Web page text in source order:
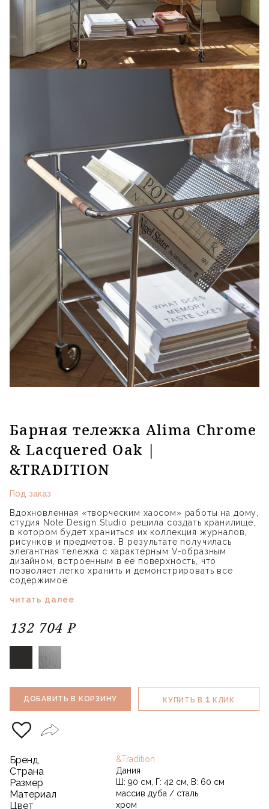
Барная тележка Alima Chrome
& Lacquered Oak |
&TRADITION
Под заказ
Вдохновленная «творческим хаосом» работы на дому,
студия Note Design Studio решила создать хранилище,
в котором будет храниться их коллекция журналов,
рисунков и предметов. В результате получилась
элегантная тележка с характерным V-образным
дизайном, встроенным в ее поверхность, что
позволяет легко хранить и демонстрировать все
содержимое.
читать далее
132 704 ₽
ДОБАВИТЬ В КОРЗИНУ КУПИТЬ В 1 КЛИК
Бренд &Tradition
Страна Дания
Размер Ш: 90 см, Г: 42 см, В: 60 см
Материал массив дуба / сталь
Цвет хром